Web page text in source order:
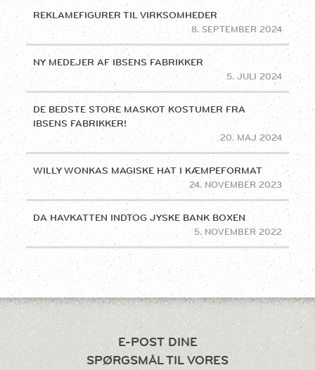
REKLAMEFIGURER TIL VIRKSOMHEDER
8. SEPTEMBER 2024
NY MEDEJER AF IBSENS FABRIKKER
5. JULI 2024
DE BEDSTE STORE MASKOT KOSTUMER FRA
IBSENS FABRIKKER!
20. MAJ 2024
WILLY WONKAS MAGISKE HAT I KÆMPEFORMAT
24. NOVEMBER 2023
DA HAVKATTEN INDTOG JYSKE BANK BOXEN
5. NOVEMBER 2022
E-POST DINE
SPØRGSMÅLTIL VORES